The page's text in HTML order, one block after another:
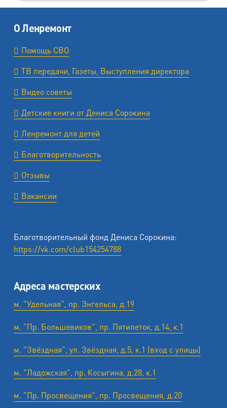
О Ленремонт
Помощь СВО
ТВ передачи, Газеты, Выступления директора
Видео советы
Детские книги от Дениса Сорокина
Ленремонт для детей
Благотворительность
Отзывы
Вакансии
Благотворительный фонд Дениса Сорокина:
https://vk.com/club154254788
Адреса мастерских
м. "Удельная", пр. Энгельса, д.19
м. "Пр. Большевиков", пр. Пятилеток, д.14, к.1
м. "Звёздная", ул. Звёздная, д.5, к.1 (вход с улицы)
м. "Ладожская", пр. Косыгина, д.28, к.1
м. "Пр. Просвещения", пр. Просвещения, д.20